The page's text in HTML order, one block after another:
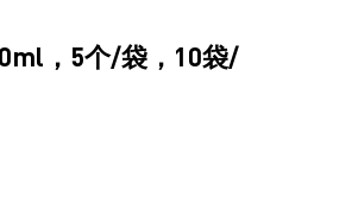
，5个/袋，10袋/